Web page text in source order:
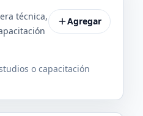
técnica,
Agregar
o capacitación